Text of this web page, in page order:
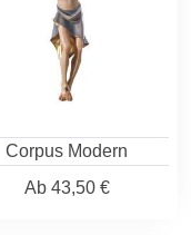
Corpus Modern
Ab43,50 €